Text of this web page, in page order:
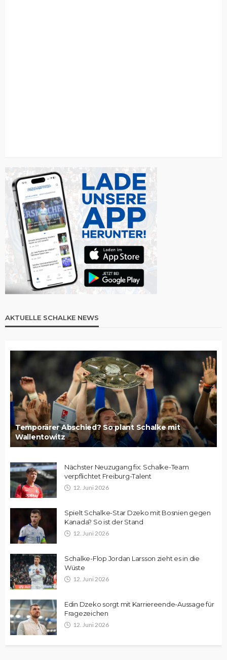
AKTUELLE SCHALKE NEWS
Temporärer Abschied? So plant Schalke mit
Wallentowitz
Nächster Neuzugang fix: Schalke-Team
verpflichtet Freiburg-Talent
12. Juni 2026
Spielt Schalke-Star Dzeko mit Bosnien gegen
Kanada? So ist der Stand
12. Juni 2026
Schalke-Flop Jordan Larsson zieht es in die
Wüste
12. Juni 2026
Edin Dzeko sorgt mit Karriereende-Aussage für
Fragezeichen
12. Juni 2026